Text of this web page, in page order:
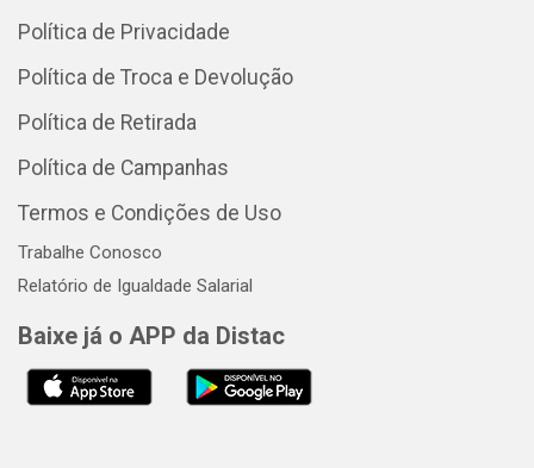
Política de Privacidade
Política de Troca e Devolução
Política de Retirada
Política de Campanhas
Termos e Condições de Uso
Trabalhe Conosco
Relatório de Igualdade Salarial
Baixe já o APP da Distac